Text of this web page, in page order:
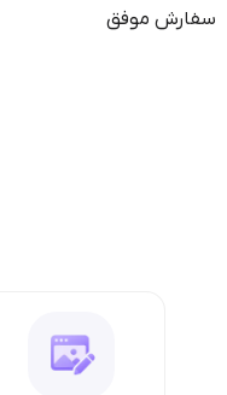
سفارش موفق